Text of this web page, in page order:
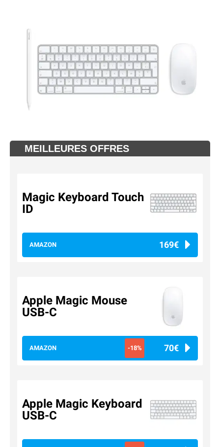
MEILLEURES OFFRES
Magic Keyboard Touch
ID
AMAZON 169€
Apple Magic Mouse
USB-C
AMAZON -18% 70€
Apple Magic Keyboard
USB-C